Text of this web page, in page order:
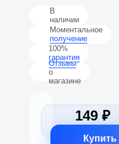
В
наличии
Моментальное
получение
100%
гарантия
Отзывы
о
магазине
149 ₽
Купить